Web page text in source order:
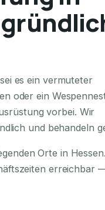
es ein vermuteter
oder ein
vorbei. Wir
und behandeln
Orte in
erreichbar